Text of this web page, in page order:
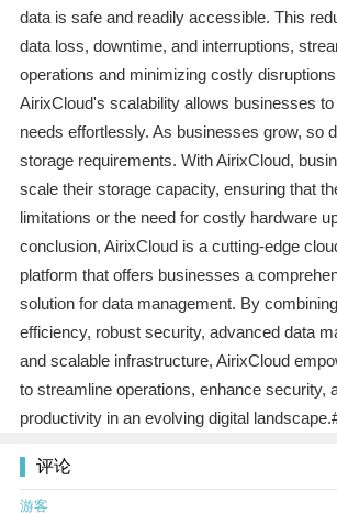
data is safe and readily accessible. This
data loss, downtime, and interruptions,
operations and minimizing costly
AirixCloud's scalability allows businesses
needs effortlessly. As businesses grow, so
storage requirements. With AirixCloud,
scale their storage capacity, ensuring that
limitations or the need for costly hardware
conclusion, AirixCloud is a cutting-edge
platform that offers businesses a
solution for data management. By
efficiency, robust security, advanced data
and scalable infrastructure, AirixCloud
to streamline operations, enhance security,
productivity in an evolving digital
评论
游客